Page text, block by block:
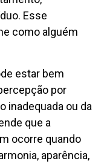
Esse
como alguém
estar bem
por
inadequada ou da
que a
ocorre quando
aparência,